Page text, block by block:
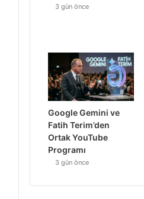
3 gün önce
Google Gemini ve
Fatih Terim’den
Ortak YouTube
Programı
3 gün önce